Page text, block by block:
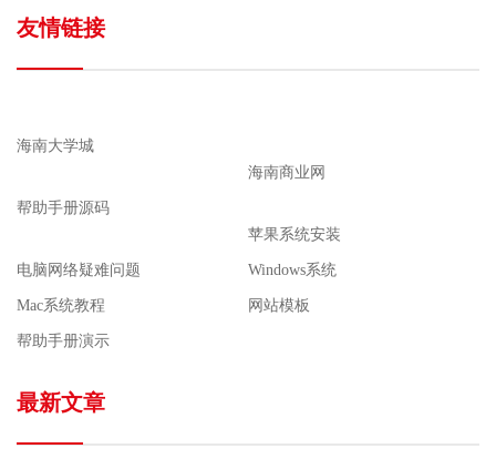
友情链接
海南大学城
海南商业网
帮助手册源码
苹果系统安装
电脑网络疑难问题 Windows系统
Mac系统教程 网站模板
帮助手册演示
最新文章